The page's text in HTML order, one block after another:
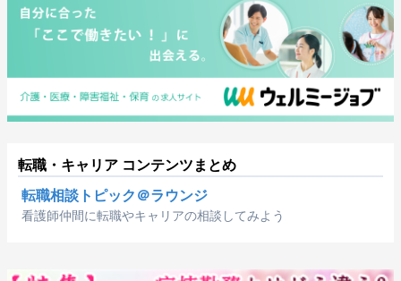
転職・キャリア コンテンツまとめ
転職相談トピック＠ラウンジ
看護師仲間に転職やキャリアの相談してみよう